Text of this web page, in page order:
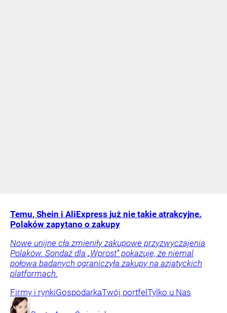
Temu, Shein i AliExpress już nie takie atrakcyjne.
Polaków zapytano o zakupy
Nowe unijne cła zmieniły zakupowe przyzwyczajenia
Polaków. Sondaż dla „Wprost” pokazuje, że niemal
połowa badanych ograniczyła zakupy na azjatyckich
platformach.
Firmy i rynkiGospodarkaTwój portfelTylko u Nas